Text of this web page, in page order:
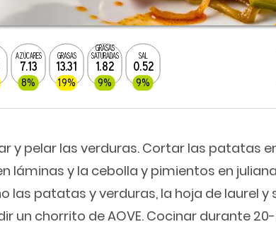
AZÚCARES
7.13
8%
GRASAS
13.31
19%
GRASAS
SATURADAS
1.82
9%
SAL
0.52
9%
y pelar las verduras. Cortar las patatas
láminas y la cebolla y pimientos en
las patatas y verduras, la hoja de laurel
un chorrito de AOVE. Cocinar durante